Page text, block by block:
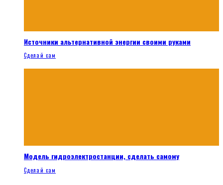
Источники альтернативной энергии своими руками
Сделай сам
Модель гидроэлектростанции, сделать самому
Сделай сам